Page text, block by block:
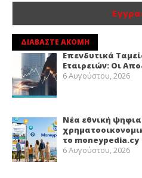
ΔΙΑΒΑΣΤΕ ΑΚΟΜΗ
Επενδυτικά
Εταιρειών: Οι
6 Αυγούστου, 2026
Νέα εθνική
το moneypedia.cy
6 Αυγούστου, 2026